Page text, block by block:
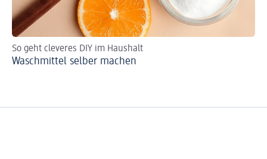
So geht cleveres DIY im Haushalt
Waschmittel selber machen